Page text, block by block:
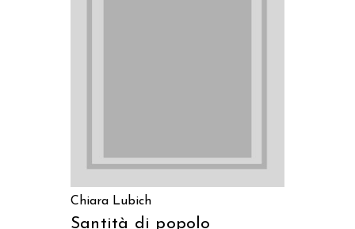
Chiara Lubich
Santità di popolo